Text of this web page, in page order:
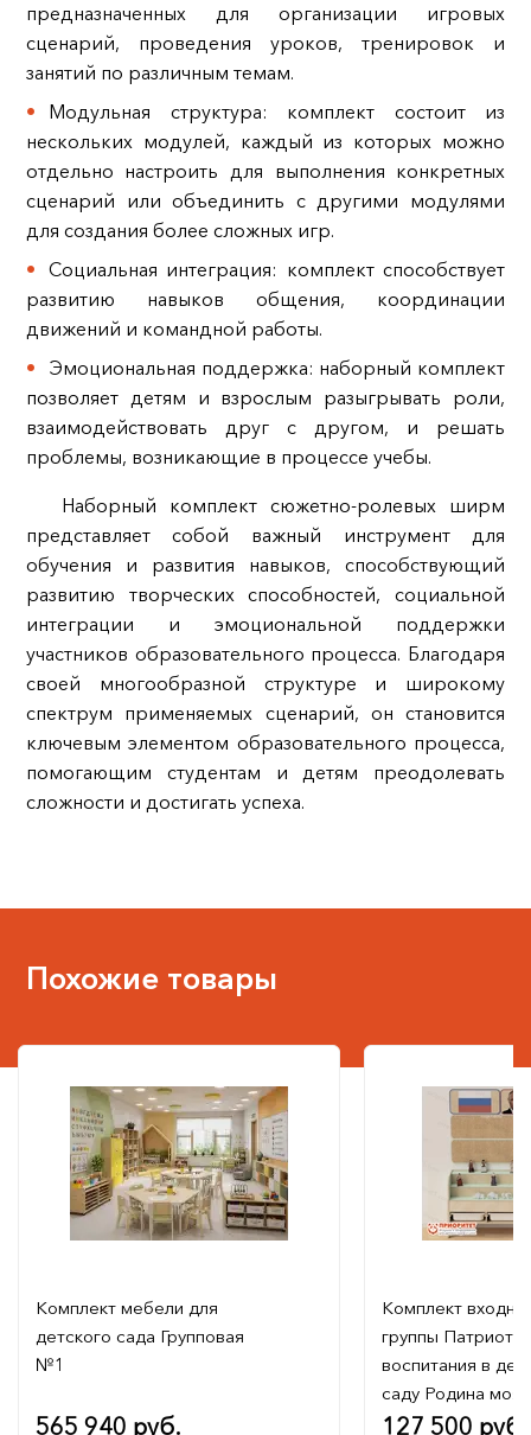
предназначенных для организации игровых
сценарий, проведения уроков, тренировок и
занятий по различным темам.
Модульная структура: комплект состоит из
нескольких модулей, каждый из которых можно
отдельно настроить для выполнения конкретных
сценарий или объединить с другими модулями
для создания более сложных игр.
Социальная интеграция: комплект способствует
развитию навыков общения, координации
движений и командной работы.
Эмоциональная поддержка: наборный комплект
позволяет детям и взрослым разыгрывать роли,
взаимодействовать друг с другом, и решать
проблемы, возникающие в процессе учебы.
Наборный комплект сюжетно-ролевых ширм
представляет собой важный инструмент для
обучения и развития навыков, способствующий
развитию творческих способностей, социальной
интеграции и эмоциональной поддержки
участников образовательного процесса. Благодаря
своей многообразной структуре и широкому
спектрум применяемых сценарий, он становится
ключевым элементом образовательного процесса,
помогающим студентам и детям преодолевать
сложности и достигать успеха.
Похожие товары
Комплект мебели для
детского сада Групповая
№1
565 940 руб.
Комплект
группы
воспитания в
саду Родина моя
127 500 руб.